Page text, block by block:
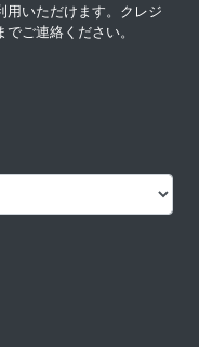
用いただけます。クレジ
ご連絡ください。